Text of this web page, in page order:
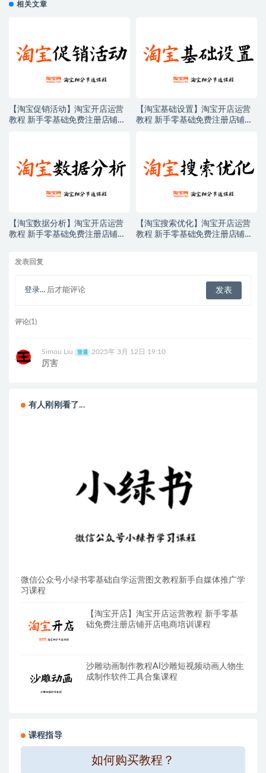
相关文章
【淘宝促销活动】淘宝开店运营
教程 新手零基础免费注册店铺开
【淘宝基础设置】淘宝开店运营
教程 新手零基础免费注册店铺开
【淘宝数据分析】淘宝开店运营
教程 新手零基础免费注册店铺开
【淘宝搜索优化】淘宝开店运营
教程 新手零基础免费注册店铺开
发表回复
登录... 后才能评论
评论(1)
Simou Liu 普通 2025年 3月 12日 19:10
厉害
有人刚刚看了...
微信公众号小绿书零基础自学运营图文教程新手自媒体推广学
习课程
【淘宝开店】淘宝开店运营教程 新手零基
础免费注册店铺开店电商培训课程
沙雕动画制作教程AI沙雕短视频动画人物生
成制作软件工具合集课程
课程指导
如何购买教程？